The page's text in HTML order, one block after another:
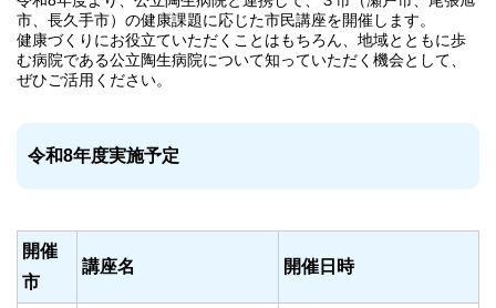
市、長久手市）の健康課題に応じた市民講座を開催します。
健康づくりにお役立ていただくことはもちろん、地域とともに歩
む病院である公立陶生病院について知っていただく機会として、
ぜひご活用ください。
令和8年度実施予定
開催
市
講座名 開催日時